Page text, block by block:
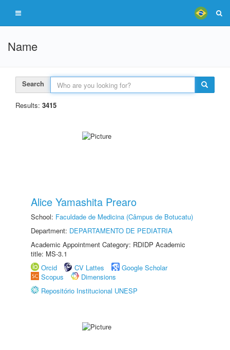
Name
Search
Results: 3415
Alice Yamashita Prearo
School: Faculdade de Medicina (Câmpus de Botucatu)
Department: DEPARTAMENTO DE PEDIATRIA
Academic Appointment Category: RDIDP Academic
title: MS-3.1
Orcid
CV Lattes
Google Scholar
Scopus
Dimensions
Repositório Institucional UNESP